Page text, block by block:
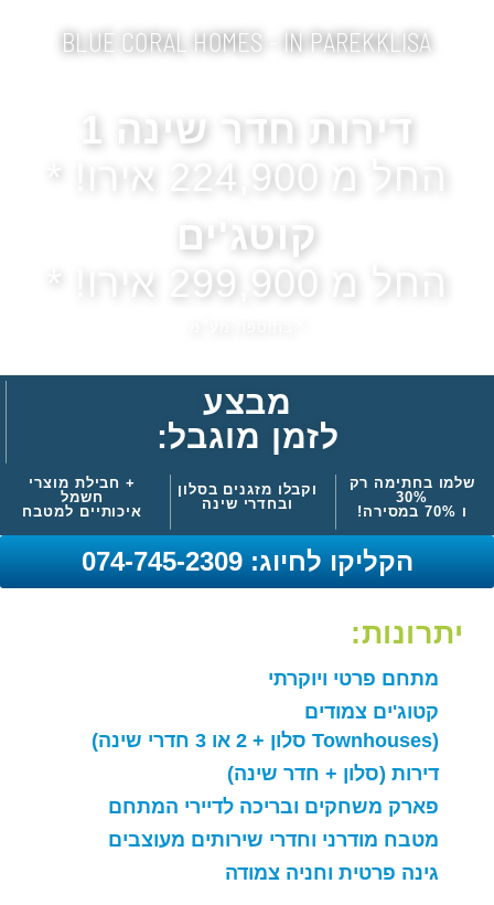
BLUE CORAL HOMES - IN PAREKKLISA
דירות חדר שינה 1
החל מ 224,900 אירו! *
קוטג'ים
החל מ 299,900 אירו! *
מבצע
לזמן מוגבל:
שלמו בחתימה רק
30%
ו 70% במסירה!
וקבלו מזגנים בסלון
ובחדרי שינה
+ חבילת מוצרי
חשמל
איכותיים למטבח
הקליקו לחיוג: 074-745-2309
יתרונות:
מתחם פרטי ויוקרתי
קטוג'ים צמודים
(Townhouses סלון + 2 או 3 חדרי שינה)
דירות (סלון + חדר שינה)
פארק משחקים ובריכה לדיירי המתחם
מטבח מודרני וחדרי שירותים מעוצבים
גינה פרטית וחניה צמודה